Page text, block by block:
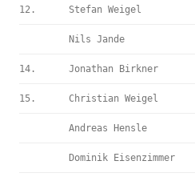
12. Stefan Weigel
Nils Jande
14. Jonathan Birkner
15. Christian Weigel
Andreas Hensle
Dominik Eisenzimmer